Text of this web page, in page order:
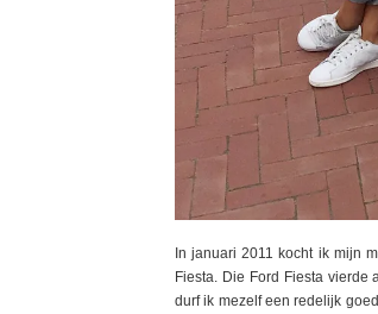
In januari 2011 kocht ik mijn
Fiesta. Die Ford Fiesta
durf ik mezelf een redelijk